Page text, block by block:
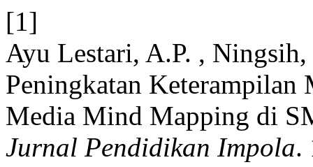
[1]
Ayu Lestari, A.P. ,
Peningkatan Keterampilan
Media Mind Mapping di
Jurnal Pendidikan Impola.